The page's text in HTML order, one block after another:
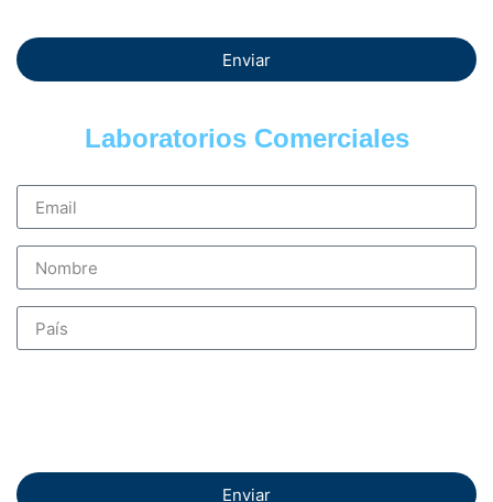
Enviar
Laboratorios Comerciales
Enviar